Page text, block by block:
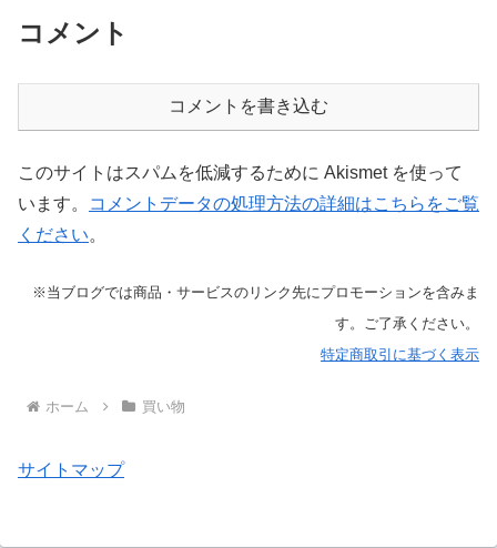
コメント
コメントを書き込む
このサイトはスパムを低減するために Akismet を使って
います。
コメントデータの処理方法の詳細はこちらをご覧
ください。
※当ブログでは商品・サービスのリンク先にプロモーションを含みま
す。ご了承ください。
特定商取引に基づく表示
ホーム 買い物
サイトマップ